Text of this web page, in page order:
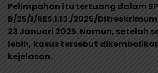
Pelimpahan itu tertuang dalam
B/25/1/RES.1.13./2025/
23 Januari 2025. Namun, setelah
lebih, kasus tersebut
kejelasan.